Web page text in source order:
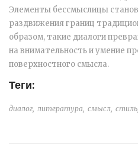
Элементы бессмыслицы
раздвижения границ
образом, такие диалоги
на внимательность и умение
поверхностного смысла.
Теги:
диалог, литература, смысл, стиль,